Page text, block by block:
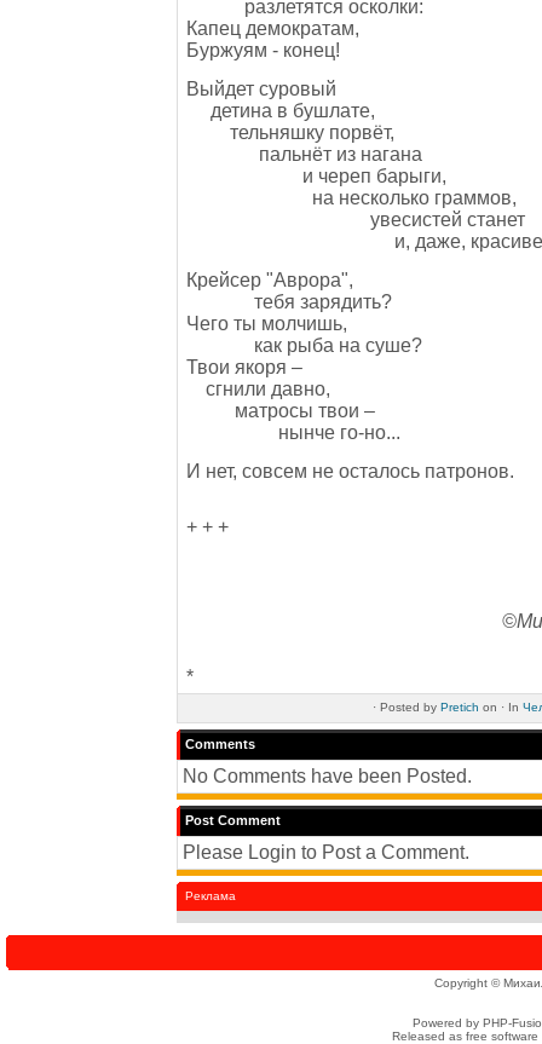
разлетятся осколки:
Капец демократам,
Буржуям - конец!
Выйдет суровый
детина в бушлате,
тельняшку порвёт,
пальнёт из нагана
и череп барыги,
на несколько граммов,
увесистей станет
и, даже,
Крейсер "Аврора",
тебя зарядить?
Чего ты молчишь,
как рыба на суше?
Твои якоря –
сгнили давно,
матросы твои –
нынче го-но...
И нет, совсем не осталось патронов.
+ + +
*
· Posted by Pretich on · In
Comments
No Comments have been Posted.
Post Comment
Please Login to Post a Comment.
Реклама
Copyright ©
Powered by PHP-
Released as free